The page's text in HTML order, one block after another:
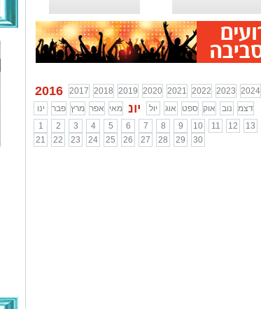
2016 2017 2018 2019 2020 2021 2022 2023 2024
ינו
פבר מרץ אפר מאי יונ יול אוג ספט אוק נוב
דצמ
1
2 3 4 5 6 7 8 9 10 11 12 13
21
22 23 24 25 26 27 28 29 30